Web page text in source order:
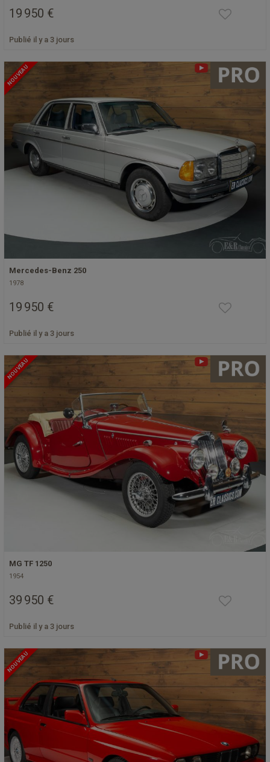
19 950 €
Publié il y a 3 jours
NOUVEAU
Mercedes-Benz 250
1978
19 950 €
Publié il y a 3 jours
NOUVEAU
MG TF 1250
1954
39 950 €
Publié il y a 3 jours
NOUVEAU